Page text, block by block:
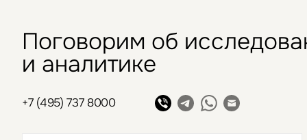
Поговорим об
и аналитике
+7 (495) 737 8000